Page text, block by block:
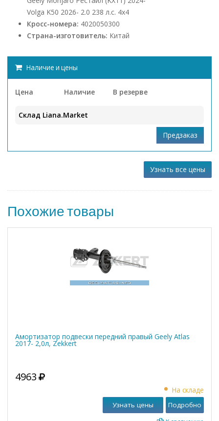
Volga K50 2026- 2.0 238 л.с. 4x4
Кросс-номера: 4020050300
Страна-изготовитель: Китай
Наличие и цены
Цена Наличие В резерве
Склад Liana.Market
Узнать все цены
Похожие товары
Амортизатор подвески передний правый Geely Atlas
2017- 2,0л, Zekkert
4963
На складе
Узнать цены Подробно